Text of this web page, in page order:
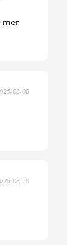
mer
08-08
08-10